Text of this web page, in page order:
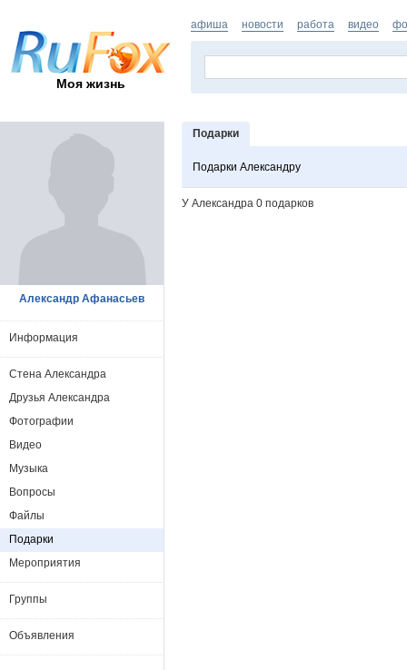
Моя жизнь
афиша новости работа видео
Подарки
Подарки Александру
У Александра 0 подарков
Александр Афанасьев
Информация
Стена Александра
Друзья Александра
Фотографии
Видео
Музыка
Вопросы
Файлы
Подарки
Мероприятия
Группы
Объявления